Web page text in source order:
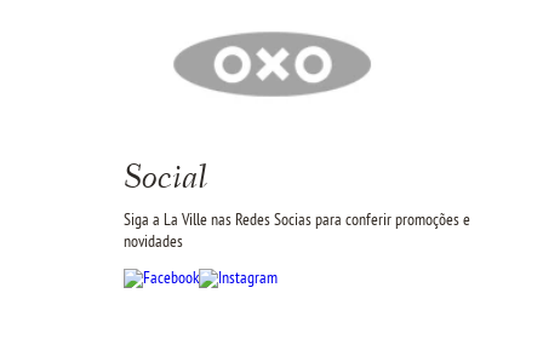
Social
Siga a La Ville nas Redes Socias para conferir promoções e
novidades